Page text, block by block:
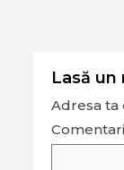
Lasă un
Adresa ta